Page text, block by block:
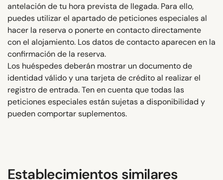
antelación de tu hora prevista de llegada. Para ello,
puedes utilizar el apartado de peticiones especiales al
hacer la reserva o ponerte en contacto directamente
con el alojamiento. Los datos de contacto aparecen en la
confirmación de la reserva.
Los huéspedes deberán mostrar un documento de
identidad válido y una tarjeta de crédito al realizar el
registro de entrada. Ten en cuenta que todas las
peticiones especiales están sujetas a disponibilidad y
pueden comportar suplementos.
Establecimientos similares